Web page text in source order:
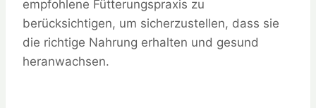
empfohlene Fütterungspraxis zu
berücksichtigen, um sicherzustellen, dass sie
die richtige Nahrung erhalten und gesund
heranwachsen.